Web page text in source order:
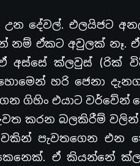
දේවල්. එලයිජට
නම් ඒකට අවුලක් නෑ.
අස්සේ ක්ලවුස් (රික්
හරි ජෙනා
ගිහිං එයාට
කරන බලකිරීම්
පැවතගෙන එන
ඒ කියන්නේ